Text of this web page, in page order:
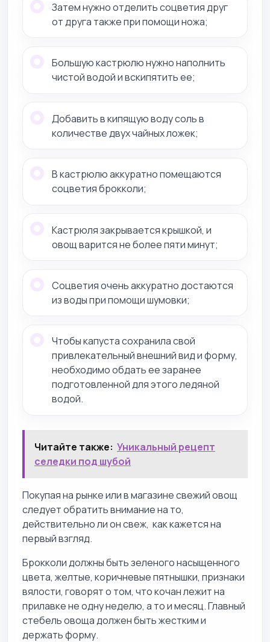
Затем нужно отделить соцветия друг
от друга также при помощи ножа;
Большую кастрюлю нужно наполнить
чистой водой и вскипятить ее;
Добавить в кипящую воду соль в
количестве двух чайных ложек;
В кастрюлю аккуратно помещаются
соцветия брокколи;
Кастрюля закрывается крышкой, и
овощ варится не более пяти минут;
Соцветия очень аккуратно достаются
из воды при помощи шумовки;
Чтобы капуста сохранила свой
привлекательный внешний вид и форму,
необходимо обдать ее заранее
подготовленной для этого ледяной
водой.
Читайте также: Уникальный рецепт
селедки под шубой
Покупая на рынке или в магазине свежий овощ
следует обратить внимание на то,
действительно ли он свеж, как кажется на
первый взгляд.
Брокколи должны быть зеленого насыщенного
цвета, желтые, коричневые пятнышки, признаки
вялости, говорят о том, что кочан лежит на
прилавке не одну неделю, а то и месяц. Главный
стебель овоща должен быть жестким и
держать форму.